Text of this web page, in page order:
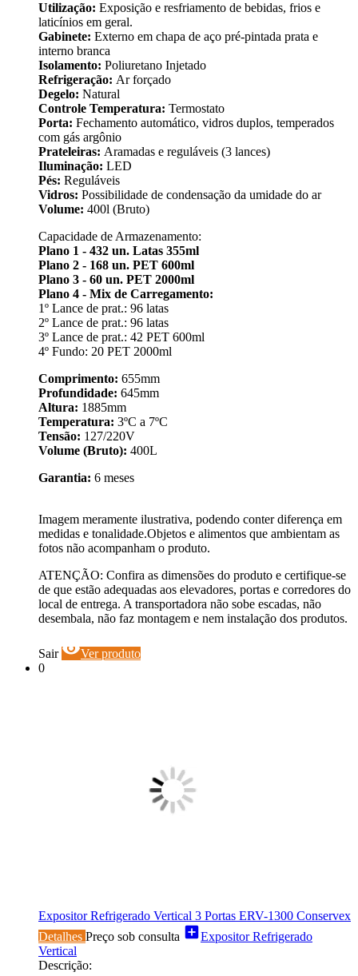
Utilização: Exposição e resfriamento de bebidas, frios e
laticínios em geral.
Gabinete: Externo em chapa de aço pré-pintada prata e
interno branca
Isolamento: Poliuretano Injetado
Refrigeração: Ar forçado
Degelo: Natural
Controle Temperatura: Termostato
Porta: Fechamento automático, vidros duplos, temperados
com gás argônio
Prateleiras: Aramadas e reguláveis (3 lances)
Iluminação: LED
Pés: Reguláveis
Vidros: Possibilidade de condensação da umidade do ar
Volume: 400l (Bruto)
Capacidade de Armazenamento:
Plano 1 - 432 un. Latas 355ml
Plano 2 - 168 un. PET 600ml
Plano 3 - 60 un. PET 2000ml
Plano 4 - Mix de Carregamento:
1º Lance de prat.: 96 latas
2º Lance de prat.: 96 latas
3º Lance de prat.: 42 PET 600ml
4º Fundo: 20 PET 2000ml
Comprimento: 655mm
Profundidade: 645mm
Altura: 1885mm
Temperatura: 3ºC a 7ºC
Tensão: 127/220V
Volume (Bruto): 400L
Garantia: 6 meses
Imagem meramente ilustrativa, podendo conter diferença em
medidas e tonalidade.Objetos e alimentos que ambientam as
fotos não acompanham o produto.
ATENÇÃO: Confira as dimensões do produto e certifique-se
de que estão adequadas aos elevadores, portas e corredores do
local de entrega. A transportadora não sobe escadas, não
desembala, não faz montagem e nem instalação dos produtos.
Sair visibilityVer produto
0
Expositor Refrigerado Vertical 3 Portas ERV-1300 Conservex
Detalhes Preço sob consulta add_boxExpositor Refrigerado
Vertical
Descrição: